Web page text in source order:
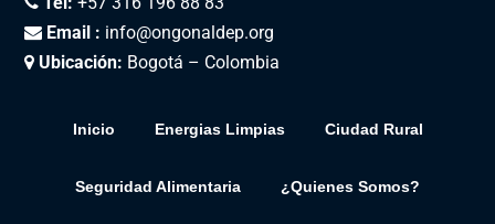
Email : info@ongonaldep.org
Ubicación: Bogotá – Colombia
Inicio Energias Limpias Ciudad Rural
Seguridad Alimentaria ¿Quienes Somos?